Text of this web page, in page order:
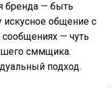
бренда — быть
общение с
— чуть
сммщика.
подход.